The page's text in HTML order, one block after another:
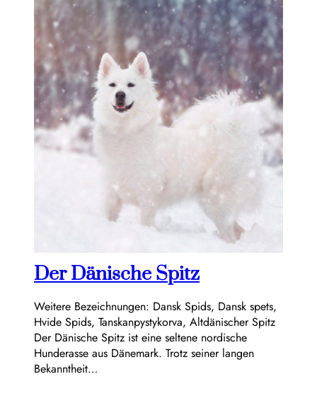
Der Dänische Spitz
Weitere Bezeichnungen: Dansk Spids, Dansk spets,
Hvide Spids, Tanskanpystykorva, Altdänischer Spitz
Der Dänische Spitz ist eine seltene nordische
Hunderasse aus Dänemark. Trotz seiner langen
Bekanntheit…